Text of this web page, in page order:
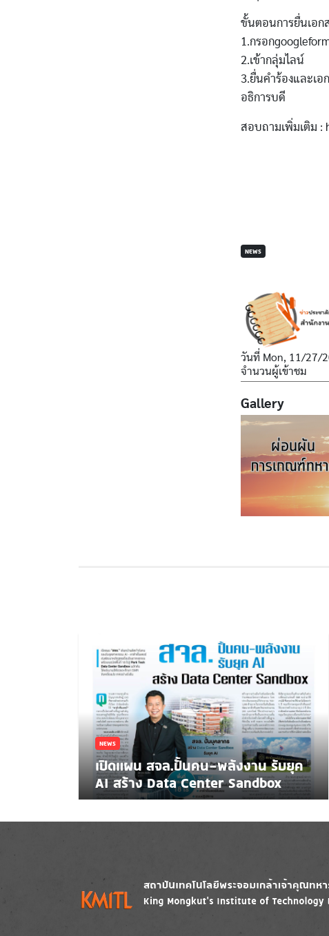
ขั้นตอนการยื่นเอก
1.กรอก
2.เข้ากลุ่มไลน์
3.ยื่นคำร้องและเ
อธิการบดี
สอบถามเพิ่มเติม
NEWS
วันที่ Mon, 11/27/
จำนวนผู้เข้าชม
Gallery
NEWS
เปิดแผน สจล.ปั้นคน-พลังงาน รับยุค
AI สร้าง Data Center Sandbox
Image Image